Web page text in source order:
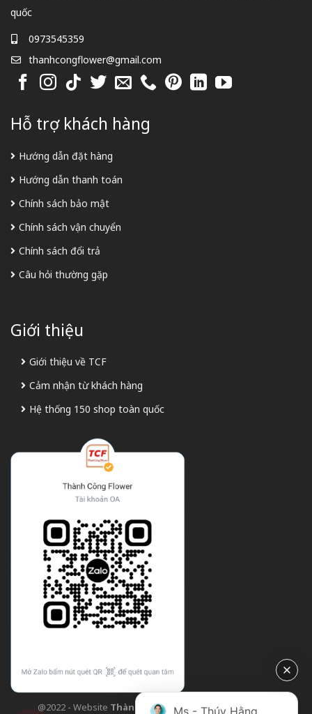
quốc
0973545359
thanhcongflower@gmail.com
Hỗ trợ khách hàng
Hướng dẫn đặt hàng
Hướng dẫn thanh toán
Chính sách bảo mật
Chính sách vận chuyển
Chính sách đổi trả
Câu hỏi thường gặp
Giới thiệu
Giới thiệu về TCF
Cảm nhận từ khách hàng
Hệ thống 150 shop toàn quốc
@2022 - Website Thành Công Flower| Design bởi
Ms - Thúy Hằng